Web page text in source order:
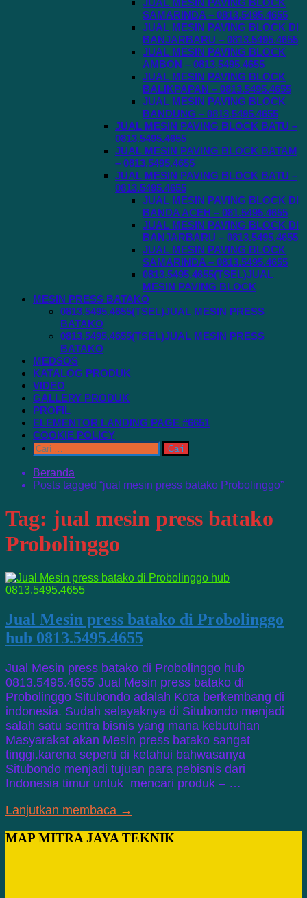
JUAL MESIN PAVING BLOCK
SAMARINDA – 0813.5495.4655
JUAL MESIN PAVING BLOCK DI
BANJARBARU – 0813.5495.4655
JUAL MESIN PAVING BLOCK
AMBON – 0813.5495.4655
JUAL MESIN PAVING BLOCK
BALIKPAPAN – 0813.5495.4655
JUAL MESIN PAVING BLOCK
BANDUNG – 0813.5495.4655
JUAL MESIN PAVING BLOCK BATU –
0813.5495.4655
JUAL MESIN PAVING BLOCK BATAM
– 0813.5495.4655
JUAL MESIN PAVING BLOCK BATU –
0813.5495.4655
JUAL MESIN PAVING BLOCK DI
BANDA ACEH – 081.5495.4655
JUAL MESIN PAVING BLOCK DI
BANJARBARU – 0813.5495.4655
JUAL MESIN PAVING BLOCK
SAMARINDA – 0813.5495.4655
0813.5495.4655(TSEL)JUAL
MESIN PAVING BLOCK
MESIN PRESS BATAKO
0813.5495.4655(TSEL)JUAL MESIN PRESS
BATAKO
0813.5495.4655(TSEL)JUAL MESIN PRESS
BATAKO
MEDSOS
KATALOG PRODUK
VIDEO
GALLERY PRODUK
PROFIL
ELEMENTOR LANDING PAGE #6651
COOKIE POLICY
Cari
untuk:
Beranda
Posts tagged “jual mesin press batako Probolinggo”
Tag: jual mesin press batako
Probolinggo
Jual Mesin press batako di Probolinggo
hub 0813.5495.4655
Jual Mesin press batako di Probolinggo hub
0813.5495.4655 Jual Mesin press batako di
Probolinggo Situbondo adalah Kota berkembang di
indonesia. Sudah selayaknya di Situbondo menjadi
salah satu sentra bisnis yang mana kebutuhan
Masyarakat akan Mesin press batako sangat
tinggi.karena seperti di ketahui bahwasanya
Situbondo menjadi tujuan para pebisnis dari
Indonesia timur untuk mencari produk – …
Lanjutkan membaca →
MAP MITRA JAYA TEKNIK